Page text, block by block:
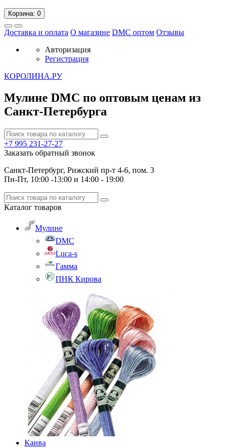
Корзина: 0
Доставка и оплата О магазине DMC оптом Отзывы
Авторизация
Регистрация
КОРОЛИНА.РУ
Мулине DMC по оптовым ценам из
Санкт-Петербурга
+7 995 231-27-27
Заказать обратный звонок
Санкт-Петербург, Рижский пр-т 4-6, пом. 3
Пн-Пт, 10:00 -13:00 и 14:00 - 19:00
Каталог товаров
Мулине
DMC
Luca-s
Гамма
ПНК Кирова
Канва